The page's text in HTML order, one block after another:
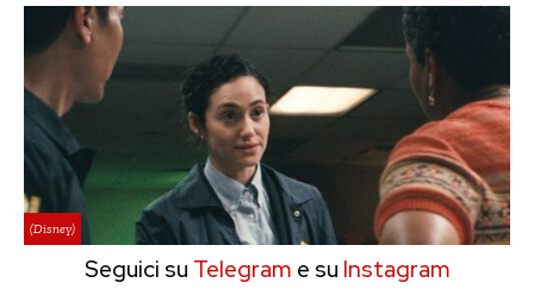
(Disney)
Seguici su Telegram e su Instagram